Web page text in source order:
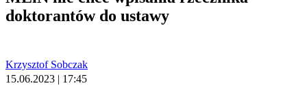
doktorantów do ustawy
Krzysztof Sobczak
15.06.2023 | 17:45